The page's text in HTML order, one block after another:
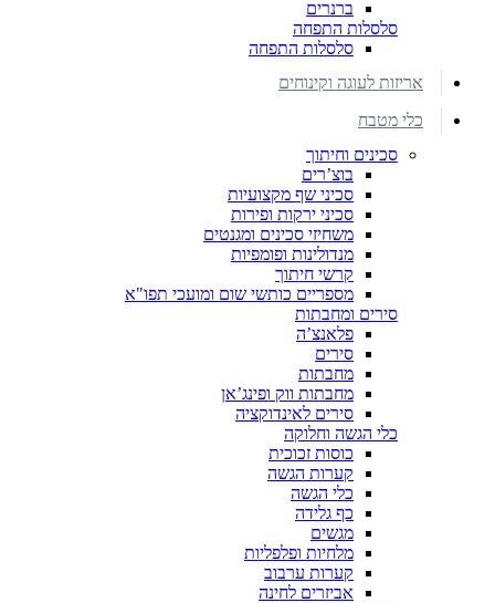
ברנרים
סלסלות התפחה
סלסלות התפחה
אריזות לעוגה וקינוחים
כלי מטבח
סכינים וחיתוך
בוצ’רים
סכיני שף מקצועיות
סכיני ירקות ופירות
משחיזי סכינים ומגנטים
מנדולינות ופומפיות
קרשי חיתוך
מספריים כותשי שום ומועכי תפו"א
סירים ומחבתות
פלאנצ’ה
סירים
מחבתות
מחבתות ווק ופינג’אן
סירים לאינדוקציה
כלי הגשה וחלוקה
כוסות זכוכית
קערות הגשה
כלי הגשה
כף גלידה
מגשים
מלחיות ופלפליות
קערות ערבוב
אביזרים לחינה